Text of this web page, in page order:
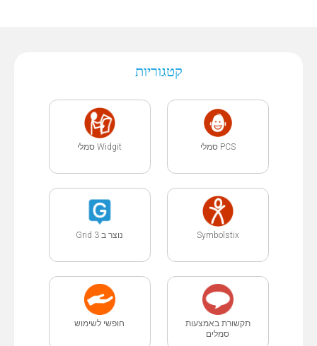
קטגוריות
PCS סמלי Widgit סמלי
Symbolstix נוצר ב Grid 3
תקשורת באמצעות
סמלים
חופשי לשימוש